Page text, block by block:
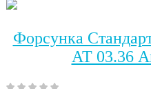
Форсунка
АТ 03.36